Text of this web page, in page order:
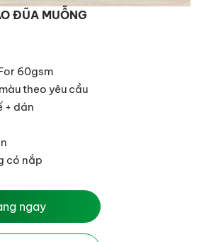
ĐŨA MUỖNG
60gsm
theo yêu cầu
+ dán
có nắp
ngay